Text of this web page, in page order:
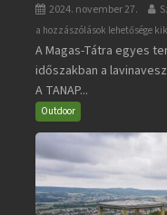
2024. november 27.
A
Magas-
Tátra
járható
turistaútjai
a hozzászólások lehetősége
A Magas-Tátra egyes
időszakban a
A TANAP...
Outdoor